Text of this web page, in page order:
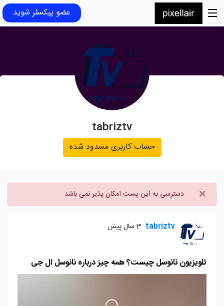
عضو پیکسلر شوید
tabriztv
حساب کاربری مسدود شده
× دسترسی به این پست امکان پذیر نمی باشد
tabriztv 3 سال پیش
تلویزیون نانوسل چیست؟ همه چیز درباره نانوسل ال جی